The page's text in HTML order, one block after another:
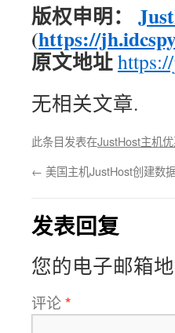
版权申明：
(https://
原文地址
无相关文章.
此条目发表在JustHost主机
← 美国主机JustHost创建数
发表回复
您的电子邮箱
评论*